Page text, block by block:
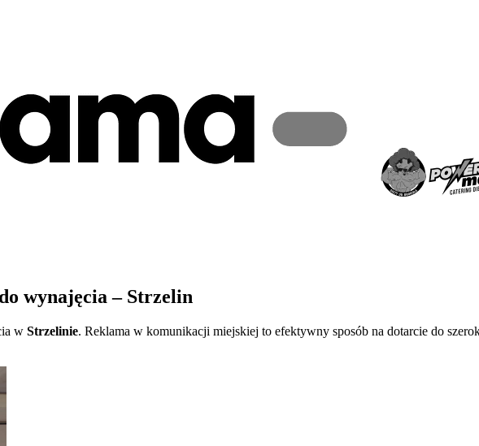
wynajęcia – Strzelin
w Strzelinie. Reklama w komunikacji miejskiej to efektywny sposób na dotarcie do